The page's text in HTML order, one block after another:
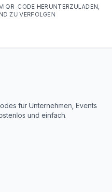
QR-CODE HERUNTERZULADEN,
ZU VERFOLGEN
für Unternehmen, Events
und einfach.